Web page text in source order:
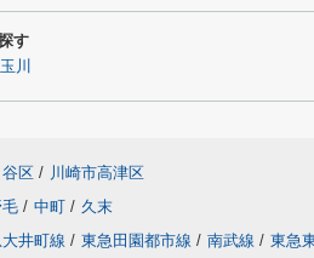
す
川
区 / 川崎市高津区
/ 中町 / 久末
井町線 / 東急田園都市線 / 南武線 / 東急